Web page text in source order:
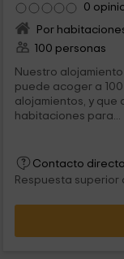
0
Por
100 personas
Nuestro
puede acoger a
alojamientos, y que
habitaciones para...
Contacto directo
Respuesta superior